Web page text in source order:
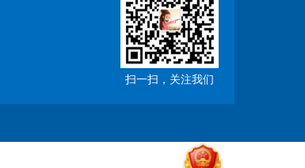
扫一扫，关注我们